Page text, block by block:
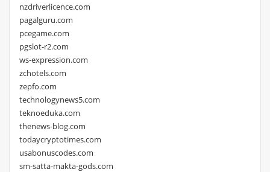
nzdriverlicence.com
pagalguru.com
pcegame.com
pgslot-r2.com
ws-expression.com
zchotels.com
zepfo.com
technologynews5.com
teknoeduka.com
thenews-blog.com
todaycryptotimes.com
usabonuscodes.com
sm-satta-makta-gods.com